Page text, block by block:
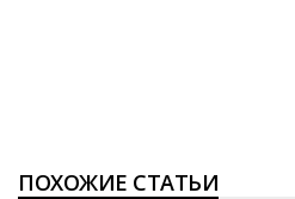
ПОХОЖИЕ СТАТЬИ